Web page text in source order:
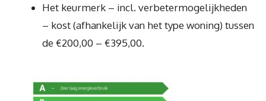
Het keurmerk – incl. verbetermogelijkheden
– kost (afhankelijk van het type woning) tussen
de €200,00 – €395,00.